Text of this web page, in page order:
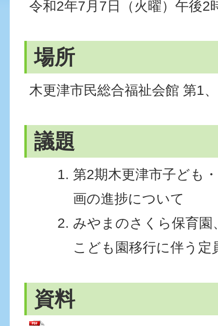
令和2年7月7日（火曜）午後2
場所
木更津市民総合福祉会館 第1
議題
第2期木更津市子ども
画の進捗について
みやまのさくら保育園
こども園移行に伴う定
資料